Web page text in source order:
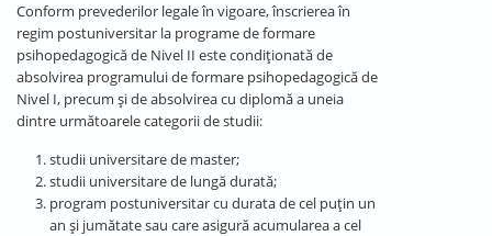
Conform prevederilor legale în vigoare, înscrierea în
regim postuniversitar la programe de formare
psihopedagogică de Nivel II este condiționată de
absolvirea programului de formare psihopedagogică de
Nivel I, precum și de absolvirea cu diplomă a uneia
dintre următoarele categorii de studii:
studii universitare de master;
studii universitare de lungă durată;
program postuniversitar cu durata de cel puțin un
an și jumătate sau care asigură acumularea a cel